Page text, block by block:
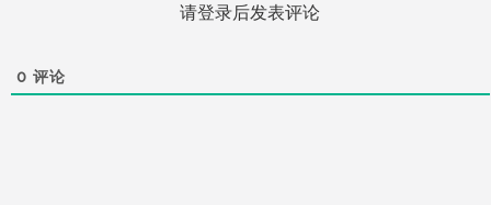
请登录后发表评论
0 评论